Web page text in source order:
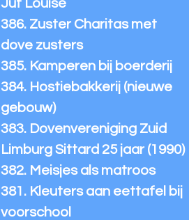
Juf Louise
386. Zuster Charitas met
dove zusters
385. Kamperen bij boerderij
384. Hostiebakkerij (nieuwe
gebouw)
383. Dovenvereniging Zuid
Limburg Sittard 25 jaar (1990)
382. Meisjes als matroos
381. Kleuters aan eettafel bij
voorschool